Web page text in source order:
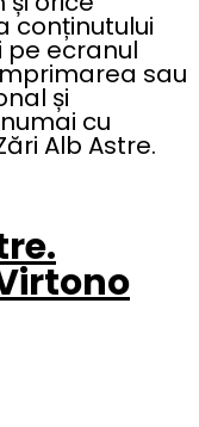
conținutului
pe ecranul
sau
și
cu
Alb Astre.